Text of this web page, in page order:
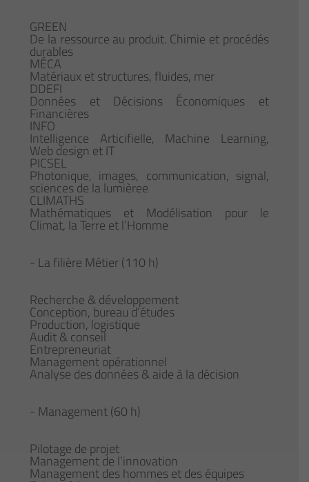
GREEN
De la ressource au produit. Chimie et procédés
durables
MÉCA
Matériaux et structures, fluides, mer
DDEFI
Données et Décisions Économiques et
Financières
INFO
Intelligence Articifielle, Machine Learning,
Web design et IT
PICSEL
Photonique, images, communication, signal,
sciences de la lumièree
CLIMATHS
Mathématiques et Modélisation pour le
Climat, la Terre et l’Homme
- La filière Métier (110 h)
Recherche & développement
Conception, bureau d’études
Production, logistique
Audit & conseil
Entrepreneuriat
Management opérationnel
Analyse des données & aide à la décision
- Management (60 h)
Pilotage de projet
Management de l’innovation
Management des hommes et des équipes